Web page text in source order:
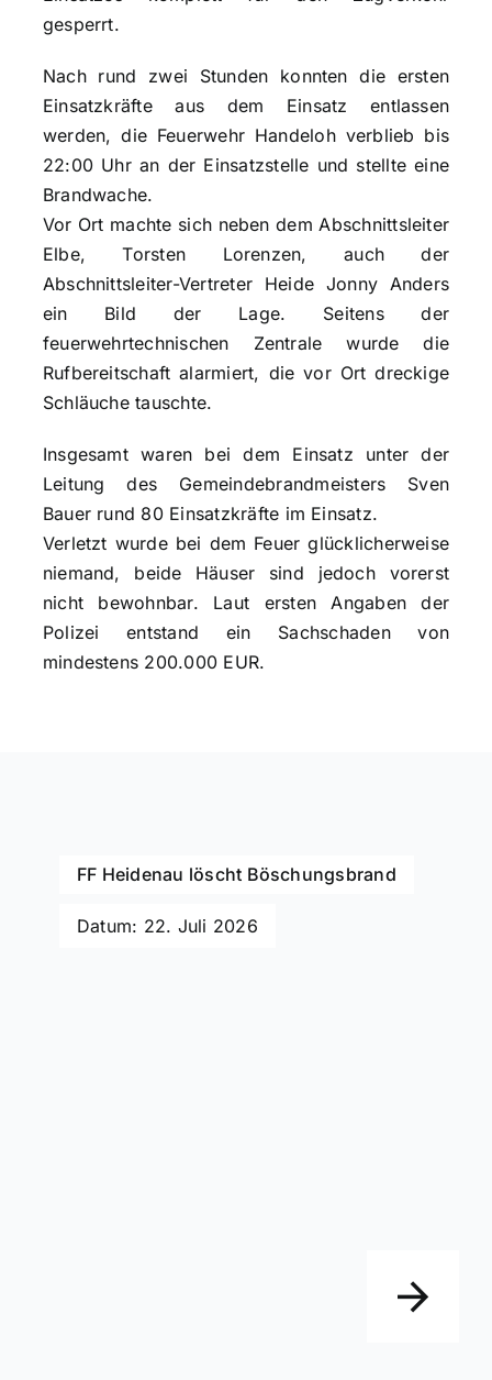
gesperrt.
Nach rund zwei Stunden konnten die ersten
Einsatzkräfte aus dem Einsatz entlassen
werden, die Feuerwehr Handeloh verblieb bis
22:00 Uhr an der Einsatzstelle und stellte eine
Brandwache.
Vor Ort machte sich neben dem Abschnittsleiter
Elbe, Torsten Lorenzen, auch der
Abschnittsleiter-Vertreter Heide Jonny Anders
ein Bild der Lage. Seitens der
feuerwehrtechnischen Zentrale wurde die
Rufbereitschaft alarmiert, die vor Ort dreckige
Schläuche tauschte.
Insgesamt waren bei dem Einsatz unter der
Leitung des Gemeindebrandmeisters Sven
Bauer rund 80 Einsatzkräfte im Einsatz.
Verletzt wurde bei dem Feuer glücklicherweise
niemand, beide Häuser sind jedoch vorerst
nicht bewohnbar. Laut ersten Angaben der
Polizei entstand ein Sachschaden von
mindestens 200.000 EUR.
FF Heidenau löscht Böschungsbrand
Datum: 22. Juli 2026